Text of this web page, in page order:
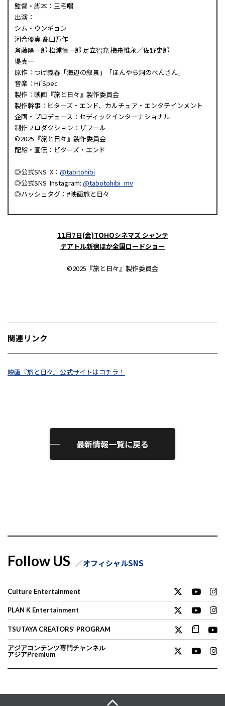
監督・脚本：三宅唱
出演：
シム・ウンギョン
河合優実 髙田万作
斉藤陽一郎 松浦慎一郎 足立智充 梅舟惟永／佐野史郎
堤真一
原作：つげ義春「海辺の叙景」「ほんやら洞のべんさん」
音楽：Hi‘Spec
製作：映画『旅と日々』製作委員会
製作幹事：ビターズ・エンド、カルチュア・エンタテインメント
企画・プロデュース：セディックインターナショナル
制作プロダクション：ザフール
©2025『旅と日々』製作委員会
配給・宣伝：ビターズ・エンド
◎公式SNS X： @tabitohibi
◎公式SNS Instagram: @tabotohibi_mv
◎ハッシュタグ：#映画旅と日々
11月7日(金)TOHOシネマズ シャンテ
テアトル新宿ほか全国ロードショー
©2025『旅と日々』製作委員会
関連リンク
映画『旅と日々』公式サイトはコチラ！
最新情報一覧に戻る
Follow US オフィシャルSNS
Culture Entertainment
PLAN K Entertainment
TSUTAYA CREATORS’ PROGRAM
アジアコンテンツ専門チャンネル
アジアPremium